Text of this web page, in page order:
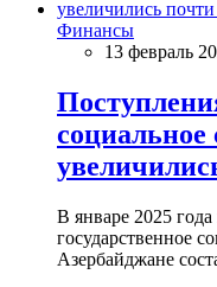
Финансы
13 февраль
социальное
В январе 2025 года
государственное
Азербайджане